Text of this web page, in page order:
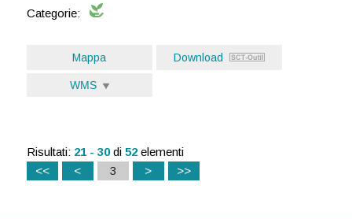
Categorie:
Mappa Download
WMS
Risultati: 21 - 30di 52elementi
<<
< 3 > >>